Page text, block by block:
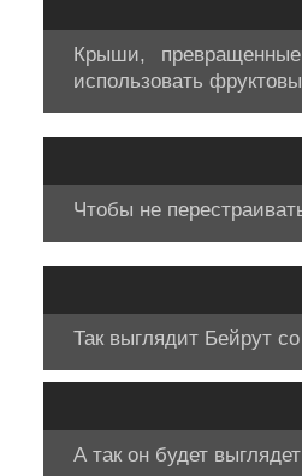
Крыши,
использовать
Чтобы не
Так выглядит Бейрут
А так он будет